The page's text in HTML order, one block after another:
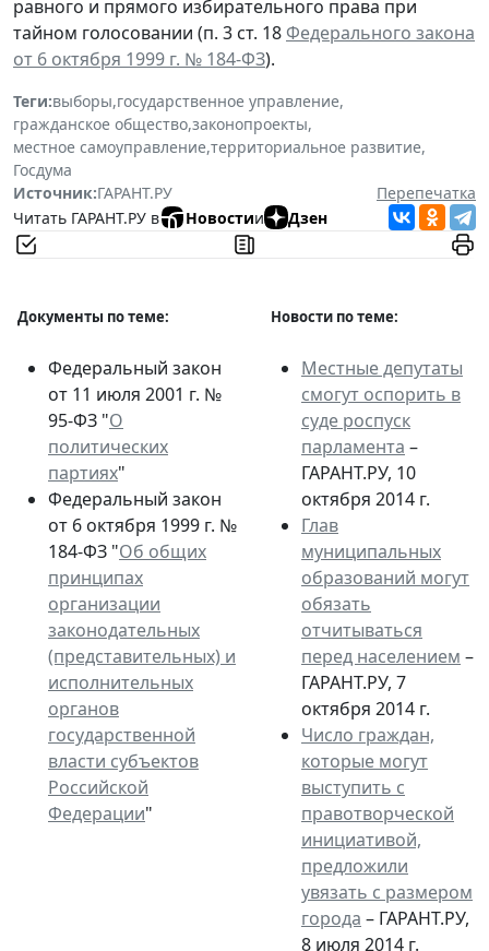
равного и прямого избирательного права при
тайном голосовании (п. 3 ст. 18Федерального закона
от 6 октября 1999 г. № 184-ФЗ).
Теги:выборы,государственное управление,
гражданское общество,законопроекты,
местное самоуправление,территориальное развитие,
Госдума
Источник:ГАРАНТ.РУ
Перепечатка
Читать ГАРАНТ.РУ в
Новостии Дзен
Документы по теме: Новости по теме:
Федеральный закон
от 11 июля 2001 г. №
95-ФЗ "О
политических
партиях"
Федеральный закон
от 6 октября 1999 г. №
184-ФЗ "Об общих
принципах
организации
законодательных
(представительных) и
исполнительных
органов
государственной
власти субъектов
Российской
Федерации"
Местные депутаты
смогут оспорить в
суде роспуск
парламента –
ГАРАНТ.РУ, 10
октября 2014 г.
Глав
муниципальных
образований могут
обязать
отчитываться
перед населением –
ГАРАНТ.РУ, 7
октября 2014 г.
Число граждан,
которые могут
выступить с
правотворческой
инициативой,
предложили
увязать с размером
города – ГАРАНТ.РУ,
8 июля 2014 г.